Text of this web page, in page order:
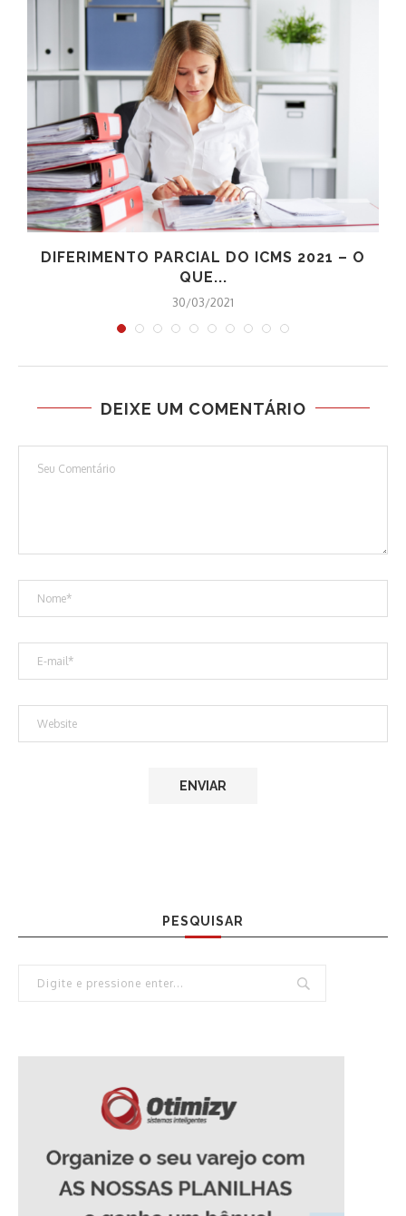
DIFERIMENTO PARCIAL DO ICMS 2021 – O
QUE...
30/03/2021
DEIXE UM COMENTÁRIO
PESQUISAR